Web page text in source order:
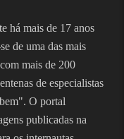
há mais de 17 anos
de uma das mais
mais de 200
de especialistas
O portal
publicadas na